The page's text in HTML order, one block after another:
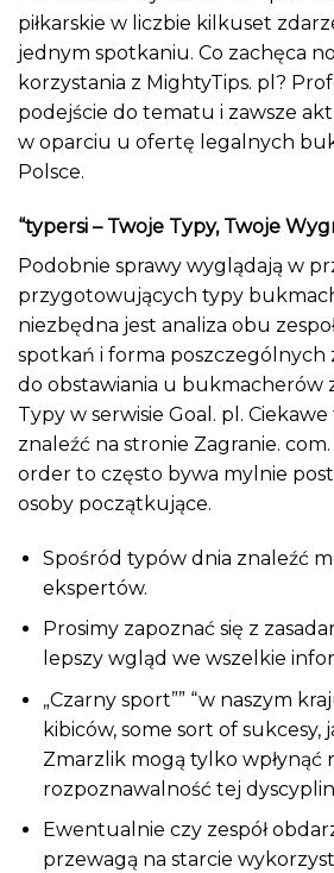
piłkarskie w liczbie kilkuset
jednym spotkaniu. Co zachęca
korzystania z MightyTips. pl?
podejście do tematu i zawsze
w oparciu u ofertę legalnych
Polsce.
“typersi – Twoje Typy, Twoje
Podobnie sprawy wyglądają w
przygotowujących typy
niezbędna jest analiza obu
spotkań i forma poszczególnych
do obstawiania u bukmacherów
Typy w serwisie Goal. pl.
znaleźć na stronie Zagranie.
order to często bywa mylnie
osoby początkujące.
Spośród typów dnia znaleźć
ekspertów.
Prosimy zapoznać się z
lepszy wgląd we wszelkie
„Czarny sport”” “w naszym
kibiców, some sort of sukcesy,
Zmarzlik mogą tylko wpłynąć
rozpoznawalność tej
Ewentualnie czy zespół
przewagą na starcie